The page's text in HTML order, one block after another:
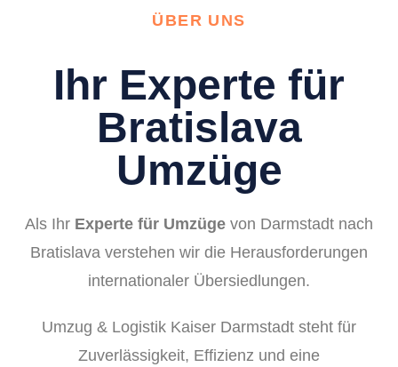
ÜBER UNS
Ihr Experte für
Bratislava
Umzüge
Als Ihr Experte für Umzüge von Darmstadt nach
Bratislava verstehen wir die Herausforderungen
internationaler Übersiedlungen.
Umzug & Logistik Kaiser Darmstadt steht für
Zuverlässigkeit, Effizienz und eine